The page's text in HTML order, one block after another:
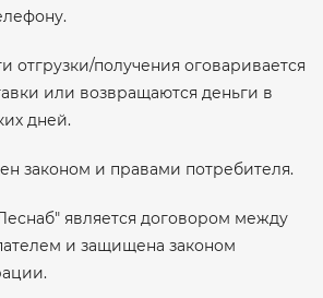
отгрузки/получения оговаривается
или возвращаются деньги в
дней.
законом и правами потребителя.
является договором между
и защищена законом